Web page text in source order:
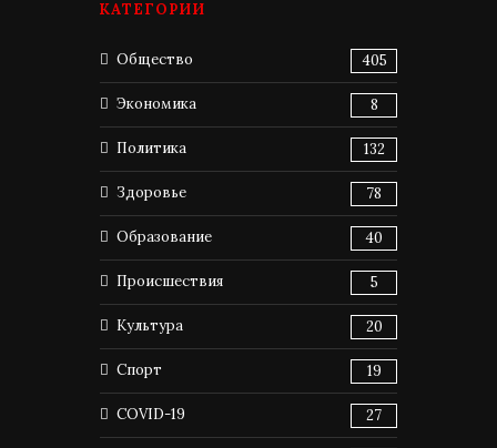
КАТЕГОРИИ
Общество 405
Экономика 8
Политика 132
Здоровье 78
Образование 40
Происшествия 5
Культура 20
Спорт 19
COVID-19 27